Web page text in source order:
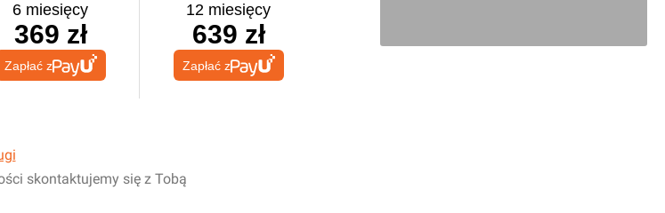
6 miesięcy
369 zł
Zapłać z
12 miesięcy
639 zł
Zapłać z
skontaktujemy się z Tobą